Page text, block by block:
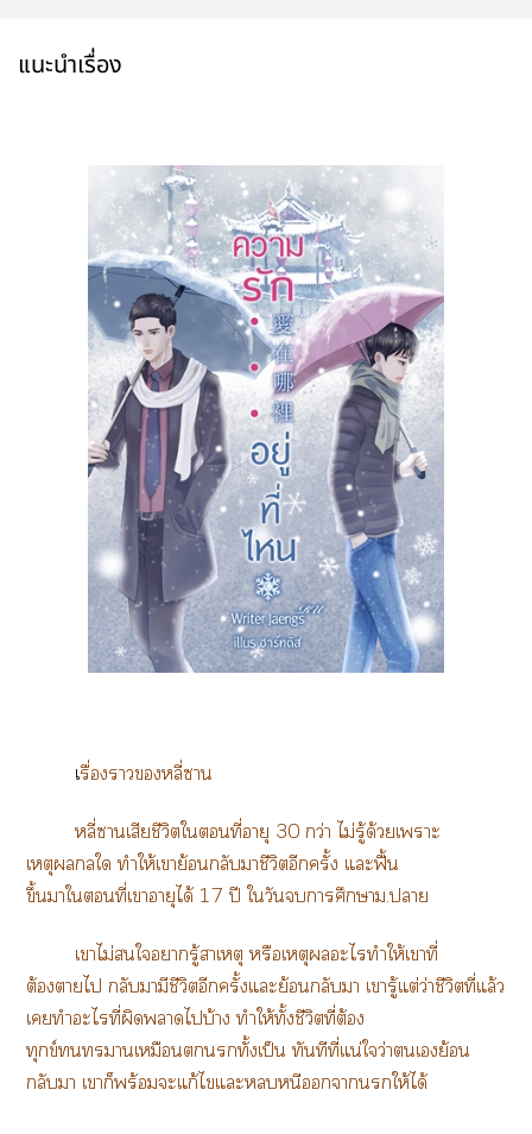
แนะนำเรื่อง
เรื่าหลี่า
หลี่าเสียชีวิตใที่อายุ 30 กว่า ไม่รู้ด้วยเาะ
เหตุลใ ทำให้เาย้อนกลับาชีวิตอีกครั้ง แะฟื้น
ขึ้นาใที่เาอายุได้ 17 ปี ใวันาศึกษาม.า
เาไม่ใารู้สาเหตุ หรือเหตุะไทำให้เาที่
ต้องาไ กลับามีชีวิตอีกครั้งแะย้อนกลับา เารู้แต่ว่าชีวิตที่แล้ว
เทำะไที่ผิดาไบ้าง ทำให้ทั้งชีวิตที่ต้อง
ทุกข์าเหมือนทั้งเป็น ทันทีที่แน่ใว่าเย้อน
กลับา เาก็พร้อมะแก้ไแะหนีาให้ได้